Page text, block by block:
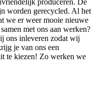
produceren. De
worden gerecycled. Al het
we er weer mooie nieuwe
met ons aan werken?
ons inleveren zodat wij
je van ons een
te kiezen! Zo werken we